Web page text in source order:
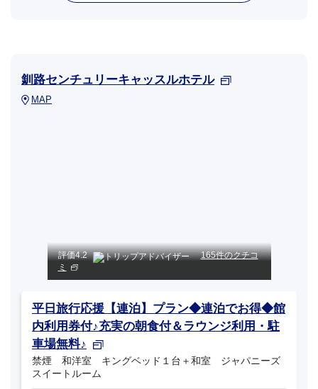
釧路センチュリーキャッスルホテル
MAP
評価4.2
165件のクチコ
ミ
平日旅行応援【連泊】プラン◆連泊でお得◆館
内利用券付♪充実の朝食付＆ラウンジ利用・駐
車場無料♪
禁煙 和洋室 キングベッド１台＋和室 ジャパニーズ
スイートルーム